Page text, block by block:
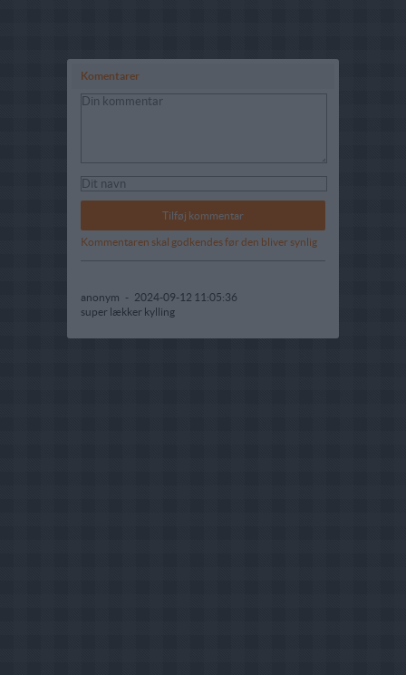
Komentarer
Kommentaren skal godkendes før den bliver synlig
anonym - 2024-09-12 11:05:36
super lækker kylling